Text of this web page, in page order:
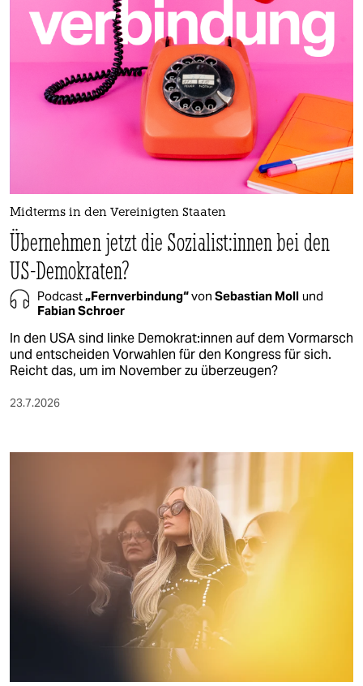
nord
wahrheit
verlag
shop
fragen & hilfe
unterstützen
abo
genossenschaft
epaper login
Midterms in den Vereinigten Staaten
Übernehmen jetzt die So­zia­lis­t:in­nen bei den
US-Demokraten?
Podcast„Fernverbindung“von Sebastian Moll und
Fabian Schroer
In den USA sind linke De­mo­kra­t:in­nen auf dem Vormarsch
und entscheiden Vorwahlen für den Kongress für sich.
Reicht das, um im November zu überzeugen?
23.7.2026